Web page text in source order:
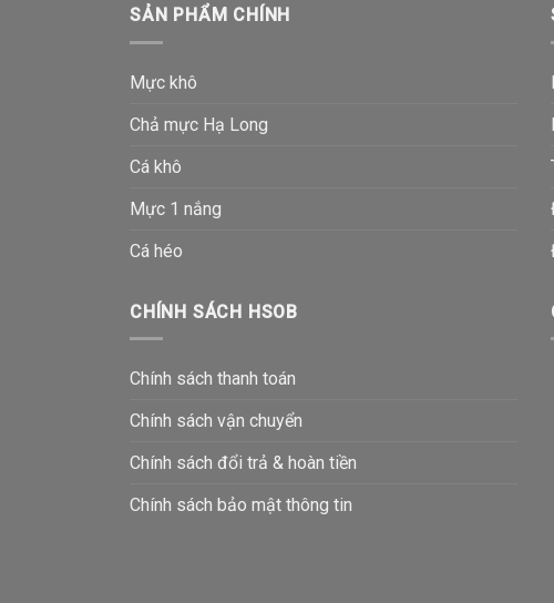
SẢN PHẨM CHÍNH
Mực khô
Chả mực Hạ Long
Cá khô
Mực 1 nắng
Cá héo
CHÍNH SÁCH HSOB
Chính sách thanh toán
Chính sách vận chuyển
Chính sách đổi trả & hoàn tiền
Chính sách bảo mật thông tin